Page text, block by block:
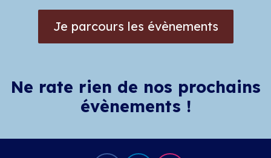
Je parcours les évènements
Ne rate rien de nos prochains
évènements !